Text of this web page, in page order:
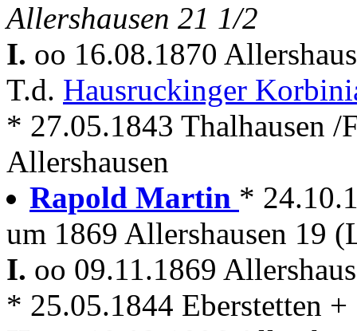
Allershausen 21 1/2
I. oo 16.08.1870
T.d. Hausruckinger
* 27.05.1843 Thalhausen /
Allershausen
Rapold Martin *
um 1869 Allershausen 19
I. oo 09.11.1869
* 25.05.1844 Eberstetten